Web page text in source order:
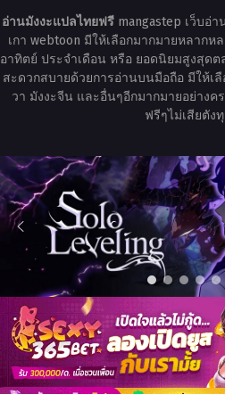
อ่านมังงะแปลไทยฟรีmangastep เว็บอ่า
เกา webtoon มีให้เลือกมากมายหลาก
อาทิตย์ ประจำเดือน หรือ ยอดนิยมสูงสุด
สะดวกสบายด้วยการอ่านบนมือถือ มีให้เ
วา มังงะจีน และอื่นๆอีกมากมายอย่างค
ฟรีๆไม่เสียตัง